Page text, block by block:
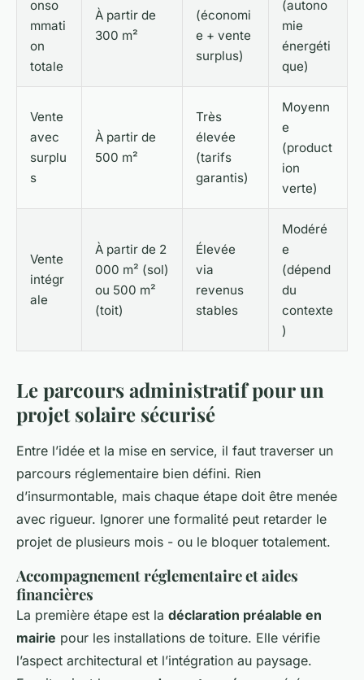
onso
mmati
on
totale
À partir de
300 m²
(économi
e + vente
surplus)
(autono
mie
énergéti
que)
Vente
avec
surplu
s
À partir de
500 m²
Très
élevée
(tarifs
garantis)
Moyenn
e
(product
ion
verte)
Vente
intégr
ale
À partir de 2
000 m² (sol)
ou 500 m²
(toit)
Élevée
via
revenus
stables
Modéré
e
(dépend
du
contexte
)
Le parcours administratif pour un
projet solaire sécurisé
Entre l’idée et la mise en service, il faut traverser un
parcours réglementaire bien défini. Rien
d’insurmontable, mais chaque étape doit être menée
avec rigueur. Ignorer une formalité peut retarder le
projet de plusieurs mois - ou le bloquer totalement.
Accompagnement réglementaire et aides
financières
La première étape est la déclaration préalable en
mairie pour les installations de toiture. Elle vérifie
l’aspect architectural et l’intégration au paysage.